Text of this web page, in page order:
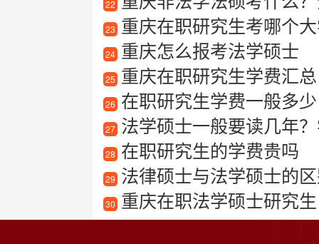
22
23 重庆在职研究生考哪个
24 重庆怎么报考法学硕士
25 重庆在职研究生学费汇总
26 在职研究生学费一般多少
27 法学硕士一般要读几年
28 在职研究生的学费贵吗
29 法律硕士与法学硕士的
30 重庆在职法学硕士研究生